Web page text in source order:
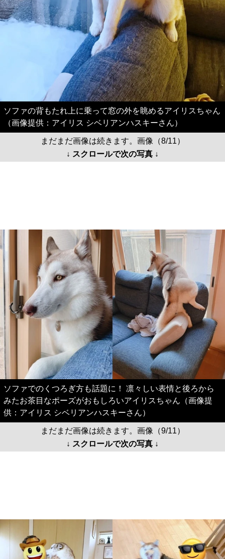
ソファの背もたれ上に乗って窓の外を眺めるアイリスちゃん
（画像提供：アイリス シベリアンハスキーさん）
まだまだ画像は続きます。画像（8/11）
↓ スクロールで次の写真 ↓
ソファでのくつろぎ方も話題に！ 凛々しい表情と後ろから
みたお茶目なポーズがおもしろいアイリスちゃん（画像提
供：アイリス シベリアンハスキーさん）
まだまだ画像は続きます。画像（9/11）
↓ スクロールで次の写真 ↓